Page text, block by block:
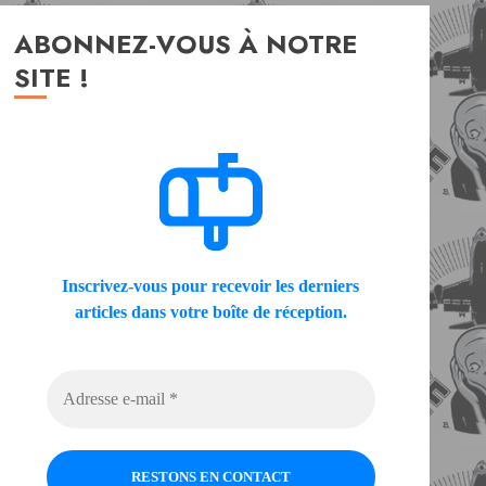
ABONNEZ-VOUS À NOTRE
SITE !
Inscrivez-vous pour recevoir les derniers
articles dans votre boîte de réception.